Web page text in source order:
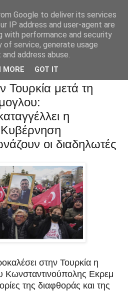
μετά τη
η
οι διαδηλωτές
στην Τουρκία η
Εκρεμ
της διαφθοράς και της
Google to deliver its services
IP address and user-agent are
with performance and security
service, generate usage
address abuse.
MORE GOT IT